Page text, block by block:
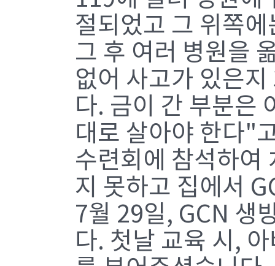
절되었고 그 위쪽
그 후 여러 병원을
없어 사고가 있은
다. 금이 간 부분은
대로 살아야 한다"
수련회에 참석하여
지 못하고 집에서
7월 29일, GCN 생
다. 첫날 교육 시,